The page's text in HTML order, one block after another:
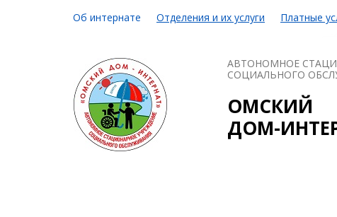
Об интернате Отделения и их услуги Платные
АВТОНОМНОЕ
СОЦИАЛЬНОГО
ОМСКИЙ
ДОМ-